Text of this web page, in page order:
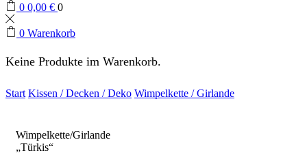
0 0,00 € 0
0 Warenkorb
Keine Produkte im Warenkorb.
Start Kissen / Decken / Deko Wimpelkette / Girlande
Wimpelkette/Girlande
„Türkis“